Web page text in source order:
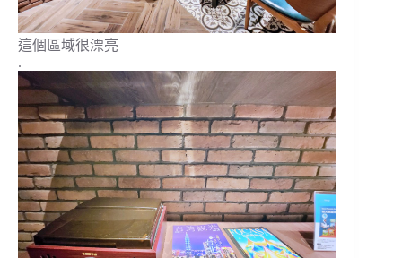
這個區域很漂亮
.